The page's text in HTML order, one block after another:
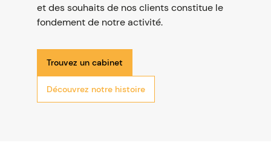
et des souhaits de nos clients constitue le
fondement de notre activité.
Trouvez un cabinet
Découvrez notre histoire